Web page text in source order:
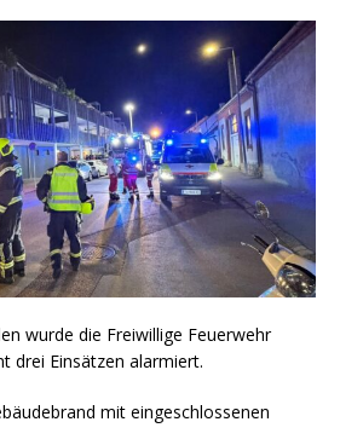
wurde die Freiwillige Feuerwehr
drei Einsätzen alarmiert.
mit eingeschlossenen